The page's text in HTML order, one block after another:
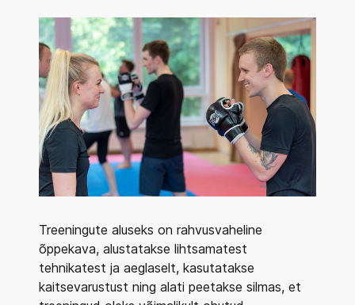
Treeningute aluseks on rahvusvaheline
õppekava, alustatakse lihtsamatest
tehnikatest ja aeglaselt, kasutatakse
kaitsevarustust ning alati peetakse silmas, et